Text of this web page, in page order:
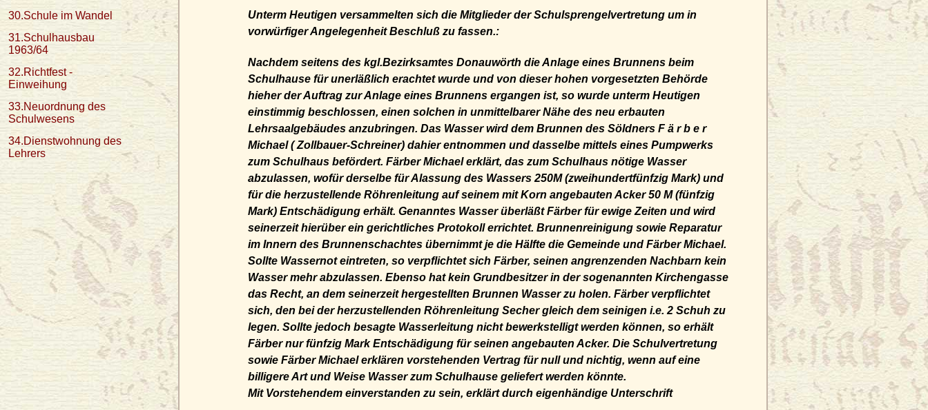
Unterm Heutigen versammelten sich die Mitglieder der Schulsprengelvertretung um in
vorwürfiger Angelegenheit Beschluß zu fassen.:
Nachdem seitens des kgl.Bezirksamtes Donauwörth die Anlage eines Brunnens beim
Schulhause für unerläßlich erachtet wurde und von dieser hohen vorgesetzten Behörde
hieher der Auftrag zur Anlage eines Brunnens ergangen ist, so wurde unterm Heutigen
einstimmig beschlossen, einen solchen in unmittelbarer Nähe des neu erbauten
Lehrsaalgebäudes anzubringen. Das Wasser wird dem Brunnen des Söldners F ä r b e r
Michael( Zollbauer-Schreiner) dahier entnommen und dasselbe mittels eines Pumpwerks
zum Schulhaus befördert. Färber Michael erklärt, das zum Schulhaus nötige Wasser
abzulassen, wofür derselbe für Alassung des Wassers 250M (zweihundertfünfzig Mark) und
für die herzustellende Röhrenleitung auf seinem mit Korn angebauten Acker 50 M (fünfzig
Mark) Entschädigung erhält. Genanntes Wasser überläßt Färber für ewige Zeiten und wird
seinerzeit hierüber ein gerichtliches Protokoll errichtet. Brunnenreinigung sowie Reparatur
im Innern des Brunnenschachtes übernimmt je die Hälfte die Gemeinde und Färber Michael.
Sollte Wassernot eintreten, so verpflichtet sich Färber, seinen angrenzenden Nachbarn kein
Wasser mehr abzulassen. Ebenso hat kein Grundbesitzer in der sogenannten Kirchengasse
das Recht, an dem seinerzeit hergestellten Brunnen Wasser zu holen. Färber verpflichtet
sich, den bei der herzustellenden Röhrenleitung Secher gleich dem seinigen i.e. 2 Schuh zu
legen. Sollte jedoch besagte Wasserleitung nicht bewerkstelligt werden können, so erhält
Färber nur fünfzig Mark Entschädigung für seinen angebauten Acker. Die Schulvertretung
sowie Färber Michael erklären vorstehenden Vertrag für null und nichtig, wenn auf eine
billigere Art und Weise Wasser zum Schulhause geliefert werden könnte.
Mit Vorstehendem einverstanden zu sein, erklärt durch eigenhändige Unterschrift
30.Schule im Wandel
31.Schulhausbau
1963/64
32.Richtfest -
Einweihung
33.Neuordnung des
Schulwesens
34.Dienstwohnung des
Lehrers